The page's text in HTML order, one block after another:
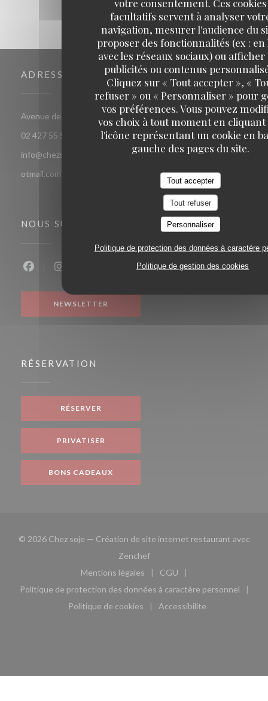
votre consentement. Ces cookies
facultatifs servent à analyser
navigation, mesurer l'audience du
proposer des fonctionnalités (ex : en
avec les réseaux sociaux) ou afficher
publicités ou contenus
Cliquez sur « Tout accepter », «
refuser » ou « Personnaliser » pour
vos préférences. Vous pouvez
vos choix à tout moment en
l'icône représentant un cookie en
gauche des pages du site.
Tout accepter
Tout refuser
Personnaliser
Politique de protection des données à caractère
Politique de gestion des cookies
ADRESSE
Avenue de jette 85 1090 Jette Bruxelles((ouvre une nouvelle
02 427 55 52
info@chezsoje.be,dubmichel@hotmail.com,freddubois66@h
otmail.com
NOUS SUIVRE
NEWSLETTER
RÉSERVATION
RÉSERVER
PRIVATISER
BONS CADEAUX
© 2026 Chez soje — Création de site internet restaurant avec
Zenchef((ouvre une nouvelle fenêtre))
Mentions légales
((ouvre une nouvelle fenêtre))
CGU
((ouvre une nouvelle
Politique de protection des données à caractère personnel
((ouvre une nouvelle fenêtre))
Politique de cookies
((ouvre une nouvelle fenêtre))
Accessibilite